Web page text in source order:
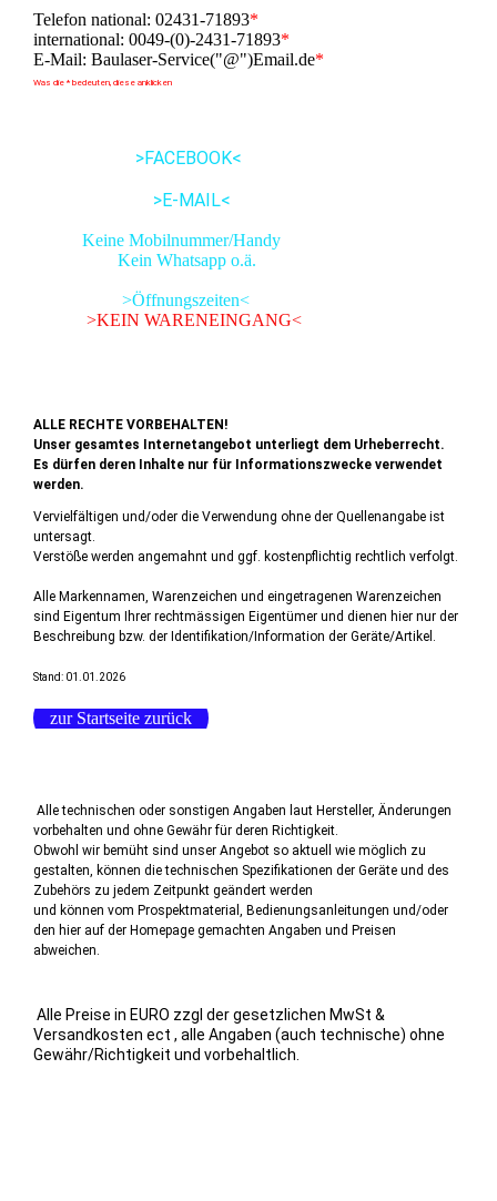
Telefon national: 02431-71893*
international: 0049-(0)-2431-71893*
E-Mail: Baulaser-Service("@")Email.de*
Was die * bedeuten, diese anklicken
>FACEBOOK<
>E-MAIL<
Keine Mobilnummer/Handy
Kein Whatsapp o.ä.
>Öffnungszeiten<
>KEIN WARENEINGANG<
ALLE RECHTE VORBEHALTEN!
Unser gesamtes Internetangebot unterliegt dem Urheberrecht.
Es dürfen deren Inhalte nur für Informationszwecke verwendet
werden.
Vervielfältigen und/oder die Verwendung ohne der Quellenangabe ist
untersagt.
Verstöße werden angemahnt und ggf. kostenpflichtig rechtlich verfolgt.
Alle Markennamen, Warenzeichen und eingetragenen Warenzeichen
sind Eigentum Ihrer rechtmässigen Eigentümer und dienen hier nur der
Beschreibung bzw. der Identifikation/Information der Geräte/Artikel.
Stand: 01.01.2026
zur Startseite zurück
Alle technischen oder sonstigen Angaben laut Hersteller, Änderungen
vorbehalten und ohne Gewähr für deren Richtigkeit.
Obwohl wir bemüht sind unser Angebot so aktuell wie möglich zu
gestalten, können die technischen Spezifikationen der Geräte und des
Zubehörs zu jedem Zeitpunkt geändert werden
und können vom Prospektmaterial, Bedienungsanleitungen und/oder
den hier auf der Homepage gemachten Angaben und Preisen
abweichen.
Alle Preise in EURO zzgl der gesetzlichen MwSt &
Versandkosten ect , alle Angaben (auch technische) ohne
Gewähr/Richtigkeit und vorbehaltlich.